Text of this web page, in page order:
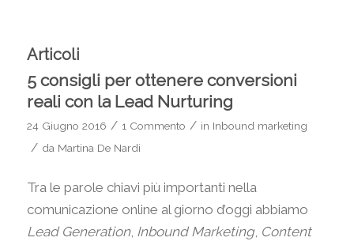
Articoli
5 consigli per ottenere conversioni
reali con la Lead Nurturing
24 Giugno 2016 / 1 Commento / in Inbound marketing
/ da Martina De Nardi
Tra le parole chiavi più importanti nella
comunicazione online al giorno d’oggi abbiamo
Lead Generation, Inbound Marketing, Content